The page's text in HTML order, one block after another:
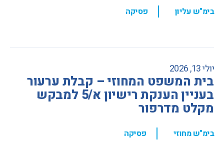
בימ"ש עליון , פסיקה
יולי 13, 2026
בית המשפט המחוזי – קבלת ערעור
בעניין הענקת רישיון א/5 למבקש
מקלט מדרפור
בימ"ש מחוזי , פסיקה